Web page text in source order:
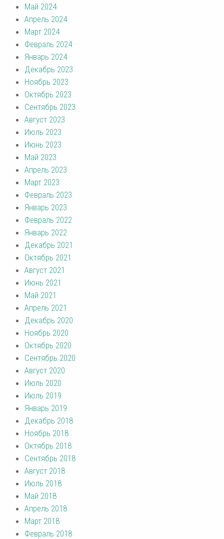
Май 2024
Апрель 2024
Март 2024
Февраль 2024
Январь 2024
Декабрь 2023
Ноябрь 2023
Октябрь 2023
Сентябрь 2023
Август 2023
Июль 2023
Июнь 2023
Май 2023
Апрель 2023
Март 2023
Февраль 2023
Январь 2023
Февраль 2022
Январь 2022
Декабрь 2021
Октябрь 2021
Август 2021
Июнь 2021
Май 2021
Апрель 2021
Декабрь 2020
Ноябрь 2020
Октябрь 2020
Сентябрь 2020
Август 2020
Июль 2020
Июль 2019
Январь 2019
Декабрь 2018
Ноябрь 2018
Октябрь 2018
Сентябрь 2018
Август 2018
Июль 2018
Май 2018
Апрель 2018
Март 2018
Февраль 2018